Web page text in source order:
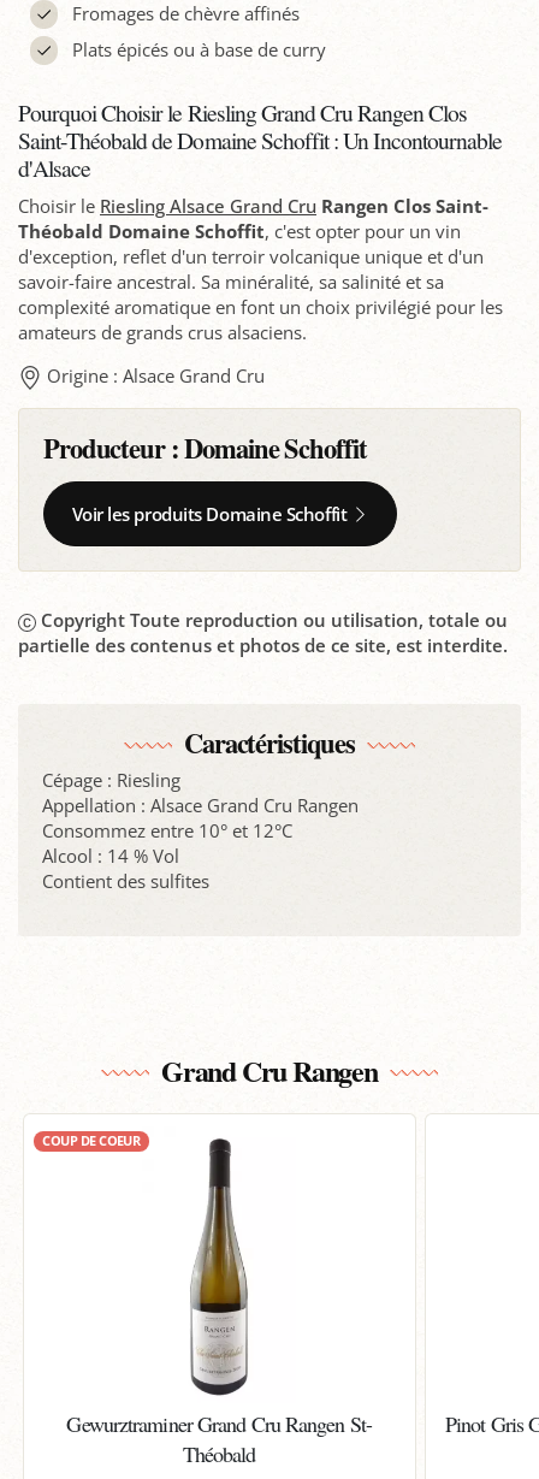
Fromages de chèvre affinés
Plats épicés ou à base de curry
Pourquoi Choisir le Riesling Grand Cru Rangen Clos
Saint-Théobald de Domaine Schoffit : Un Incontournable
d'Alsace
Choisir le Riesling Alsace Grand Cru Rangen Clos Saint-
Théobald Domaine Schoffit, c'est opter pour un vin
d'exception, reflet d'un terroir volcanique unique et d'un
savoir-faire ancestral. Sa minéralité, sa salinité et sa
complexité aromatique en font un choix privilégié pour les
amateurs de grands crus alsaciens.
Origine : Alsace Grand Cru
Producteur :Domaine Schoffit
Voir les produits Domaine Schoffit
Copyright Toute reproduction ou utilisation, totale ou
partielle des contenus et photos de ce site, est interdite.
Caractéristiques
Cépage : Riesling
Appellation : Alsace Grand Cru Rangen
Consommez entre 10° et 12°C
Alcool : 14 % Vol
Contient des sulfites
Grand Cru Rangen
COUP DE COEUR
Gewurztraminer Grand Cru Rangen St-
Théobald
Pinot Gris